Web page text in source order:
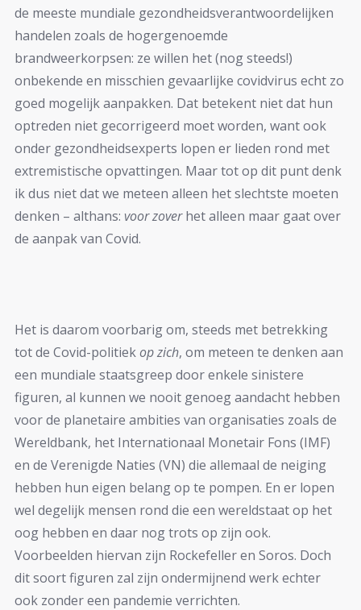
de meeste mundiale gezondheidsverantwoordelijken
handelen zoals de hogergenoemde
brandweerkorpsen: ze willen het (nog steeds!)
onbekende en misschien gevaarlijke covidvirus echt zo
goed mogelijk aanpakken. Dat betekent niet dat hun
optreden niet gecorrigeerd moet worden, want ook
onder gezondheidsexperts lopen er lieden rond met
extremistische opvattingen. Maar tot op dit punt denk
ik dus niet dat we meteen alleen het slechtste moeten
denken – althans: voor zoverhet alleen maar gaat over
de aanpak van Covid.
Het is daarom voorbarig om, steeds met betrekking
tot de Covid-politiekop zich, om meteen te denken aan
een mundiale staatsgreep door enkele sinistere
figuren, al kunnen we nooit genoeg aandacht hebben
voor de planetaire ambities van organisaties zoals de
Wereldbank, het Internationaal Monetair Fons (IMF)
en de Verenigde Naties (VN) die allemaal de neiging
hebben hun eigen belang op te pompen. En er lopen
wel degelijk mensen rond die een wereldstaat op het
oog hebben en daar nog trots op zijn ook.
Voorbeelden hiervan zijn Rockefeller en Soros. Doch
dit soort figuren zal zijn ondermijnend werk echter
ook zonder een pandemie verrichten.